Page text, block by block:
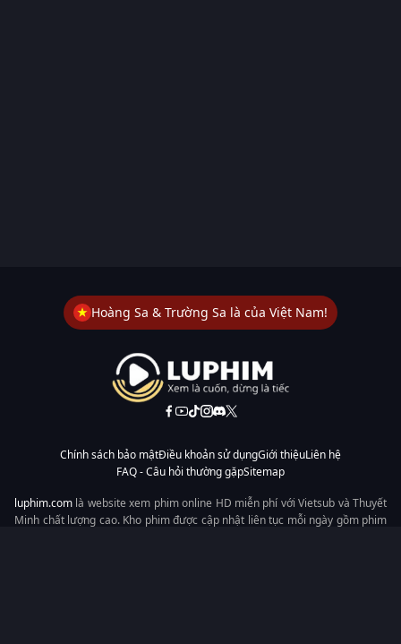
Hoàng Sa & Trường Sa là của Việt Nam!
Chính sách bảo mậtĐiều khoản sử dụngGiới thiệuLiên hệ
FAQ - Câu hỏi thường gặpSitemap
luphim.com là website xem phim online HD miễn phí với Vietsub và Thuyết
Minh chất lượng cao. Kho phim được cập nhật liên tục mỗi ngày gồm phim